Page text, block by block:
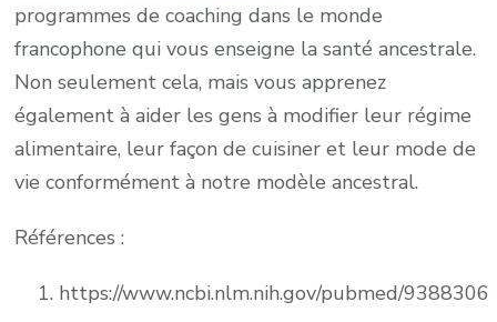
programmes de coaching dans le monde
francophone qui vous enseigne la santé ancestrale.
Non seulement cela, mais vous apprenez
également à aider les gens à modifier leur régime
alimentaire, leur façon de cuisiner et leur mode de
vie conformément à notre modèle ancestral.
Références :
https://www.ncbi.nlm.nih.gov/pubmed/9388306